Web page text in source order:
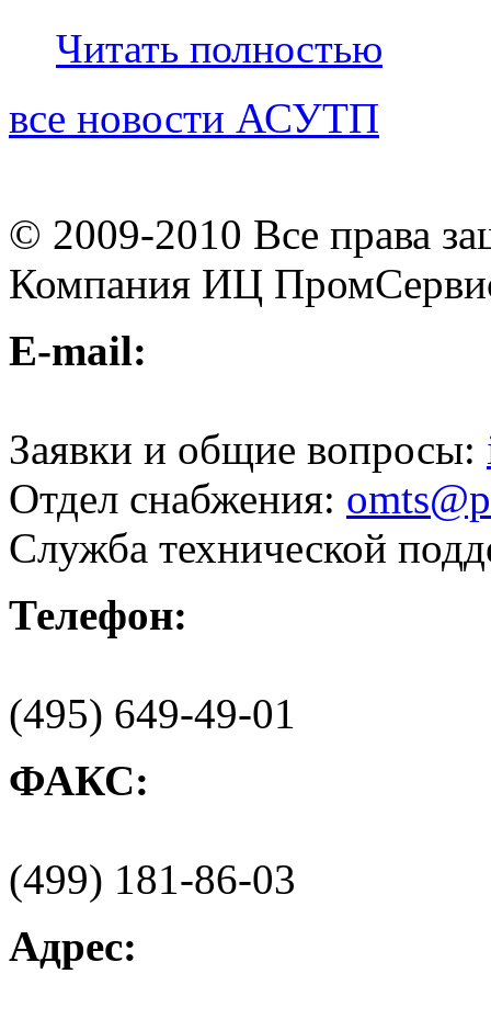
Читать полностью
все новости АСУТП
© 2009-2010 Все права
Компания ИЦ
E-mail:
Заявки и общие вопросы:
Отдел снабжения:
Служба технической
Телефон:
(495) 649-49-01
ФАКС:
(499) 181-86-03
Адрес: